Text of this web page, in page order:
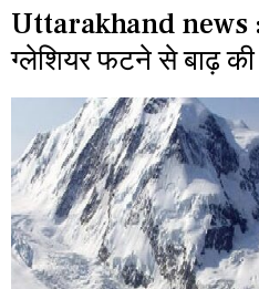
Uttarakhand news :
ग्लेशियर फटने से बाढ़ की